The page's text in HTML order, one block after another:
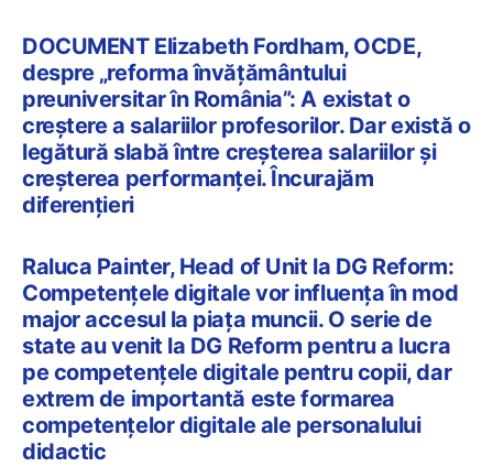
DOCUMENT Elizabeth Fordham, OCDE,
despre „reforma învățământului
preuniversitar în România”: A existat o
creștere a salariilor profesorilor. Dar există o
legătură slabă între creșterea salariilor și
creșterea performanței. Încurajăm
diferențieri
Raluca Painter, Head of Unit la DG Reform:
Competențele digitale vor influența în mod
major accesul la piața muncii. O serie de
state au venit la DG Reform pentru a lucra
pe competențele digitale pentru copii, dar
extrem de importantă este formarea
competențelor digitale ale personalului
didactic